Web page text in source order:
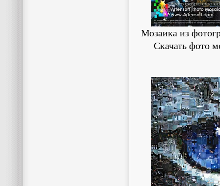
Мозаика из
Скачать фото